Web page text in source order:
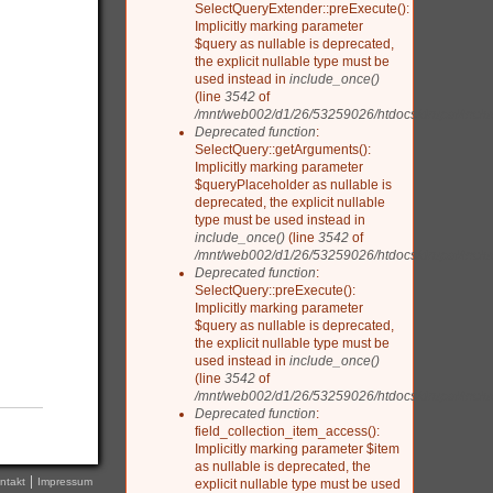
SelectQueryExtender::preExecute():
Implicitly marking parameter
$query as nullable is deprecated,
the explicit nullable type must be
used instead in include_once()
(line 3542 of
/mnt/web002/d1/26/53259026/htdocs/drupal/
Deprecated function:
SelectQuery::getArguments():
Implicitly marking parameter
$queryPlaceholder as nullable is
deprecated, the explicit nullable
type must be used instead in
include_once() (line 3542 of
/mnt/web002/d1/26/53259026/htdocs/drupal/
Deprecated function:
SelectQuery::preExecute():
Implicitly marking parameter
$query as nullable is deprecated,
the explicit nullable type must be
used instead in include_once()
(line 3542 of
/mnt/web002/d1/26/53259026/htdocs/drupal/
Deprecated function:
field_collection_item_access():
Implicitly marking parameter $item
as nullable is deprecated, the
explicit nullable type must be used
Impressum